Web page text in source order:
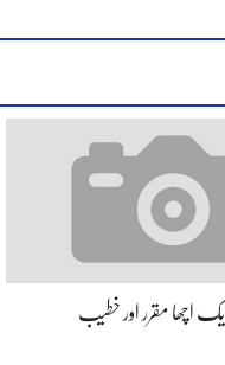
اچھا مقرر اور خطیب